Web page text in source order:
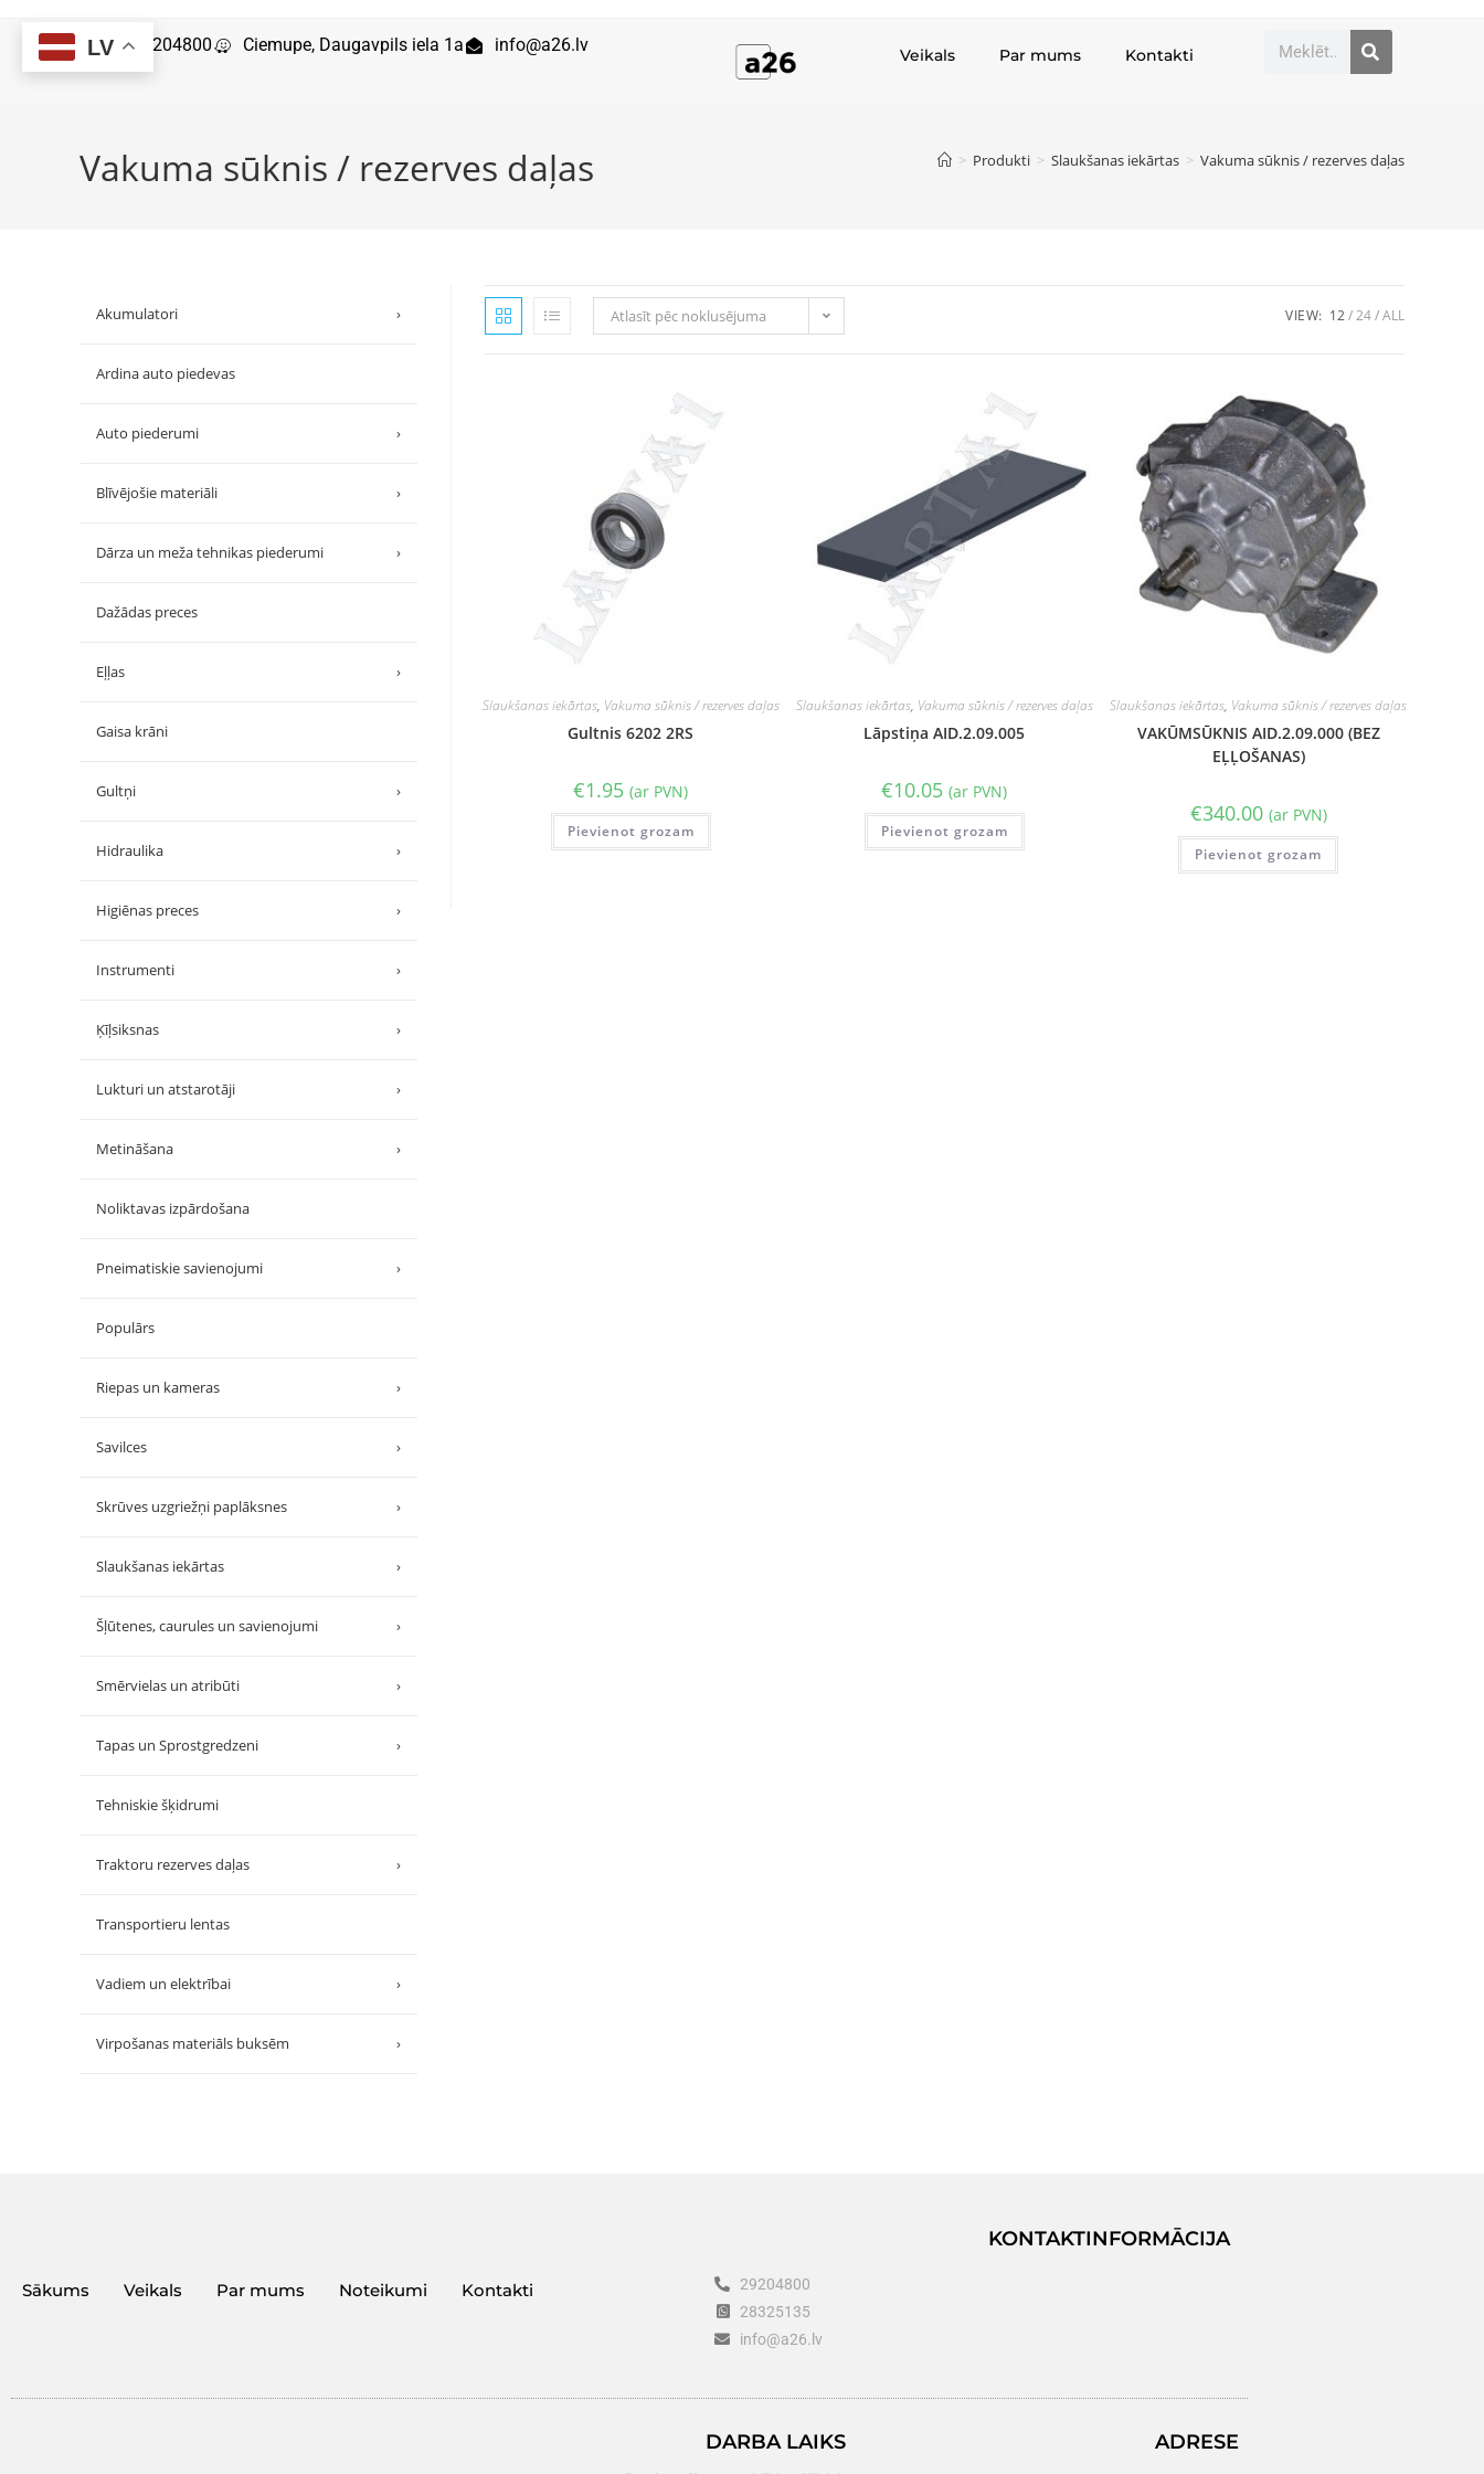
29204800 Ciemupe, Daugavpils iela 1a info@a26.lv Veikals Par mums Kontakti
Vakuma sūknis / rezerves daļas > Produkti > Slaukšanas iekārtas > Vakuma sūknis / rezerves daļas
Atlasīt pēc noklusējuma VIEW: 12 24 ALL
Slaukšanas iekārtas, Vakuma sūknis / rezerves daļas
Gultnis 6202 2RS
€1.95 (ar PVN)
Pievienot grozam
Slaukšanas iekārtas, Vakuma sūknis / rezerves daļas
Lāpstiņa AID.2.09.005
€10.05 (ar PVN)
Pievienot grozam
Slaukšanas iekārtas, Vakuma sūknis / rezerves daļas
VAKŪMSŪKNIS AID.2.09.000 (BEZ
EĻĻOŠANAS)
€340.00 (ar PVN)
Pievienot grozam
Akumulatori ›
Ardina auto piedevas
Auto piederumi ›
Blīvējošie materiāli ›
Dārza un meža tehnikas piederumi ›
Dažādas preces
Eļļas ›
Gaisa krāni
Gultņi ›
Hidraulika ›
Higiēnas preces ›
Instrumenti ›
Ķīļsiksnas ›
Lukturi un atstarotāji ›
Metināšana ›
Noliktavas izpārdošana
Pneimatiskie savienojumi ›
Populārs
Riepas un kameras ›
Savilces ›
Skrūves uzgriežņi paplāksnes ›
Slaukšanas iekārtas ›
Šļūtenes, caurules un savienojumi ›
Smērvielas un atribūti ›
Tapas un Sprostgredzeni ›
Tehniskie šķidrumi
Traktoru rezerves daļas ›
Transportieru lentas
Vadiem un elektrībai ›
Virpošanas materiāls buksēm ›
Sākums Veikals Par mums Noteikumi Kontakti
KONTAKTINFORMĀCIJA
29204800
28325135
info@a26.lv
DARBA LAIKS ADRESE
LV